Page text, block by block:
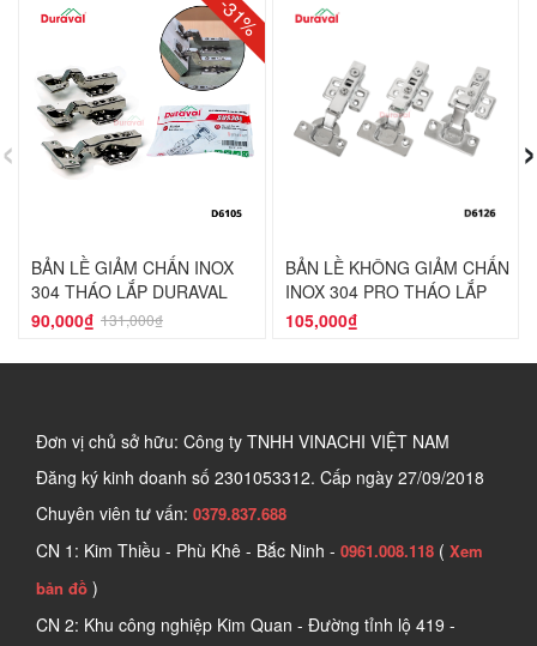
-31%
BẢN LỀ GIẢM CHẤN INOX
304 THÁO LẮP DURAVAL
D6105
90,000₫ 131,000₫
BẢN LỀ KHÔNG GIẢM CHẤN
INOX 304 PRO THÁO LẮP
DURAVAL D6126
105,000₫
‹ ›
Đơn vị chủ sở hữu: Công ty TNHH VINACHI VIỆT NAM
Đăng ký kinh doanh số 2301053312. Cấp ngày 27/09/2018
Chuyên viên tư vấn: 0379.837.688
CN 1: Kim Thiều - Phù Khê - Bắc Ninh - 0961.008.118 ( Xem
bản đồ )
CN 2: Khu công nghiệp Kim Quan - Đường tỉnh lộ 419 -